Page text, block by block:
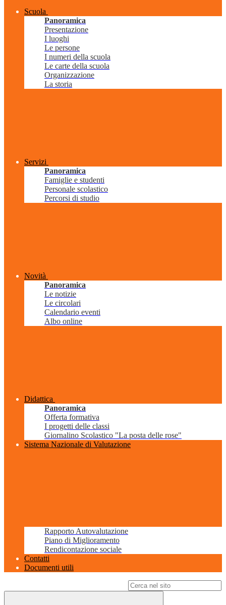
Scuola
Panoramica
Presentazione
I luoghi
Le persone
I numeri della scuola
Le carte della scuola
Organizzazione
La storia
Servizi
Panoramica
Famiglie e studenti
Personale scolastico
Percorsi di studio
Novità
Panoramica
Le notizie
Le circolari
Calendario eventi
Albo online
Didattica
Panoramica
Offerta formativa
I progetti delle classi
Giornalino Scolastico "La posta delle rose"
Sistema Nazionale di Valutazione
Rapporto Autovalutazione
Piano di Miglioramento
Rendicontazione sociale
Contatti
Documenti utili